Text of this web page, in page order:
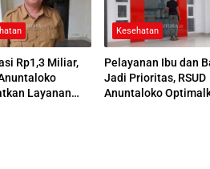
Rp1,3 Miliar,
Layanan
Kesehatan
Pelayanan Ibu dan
Jadi Prioritas, RSUD
Anuntaloko